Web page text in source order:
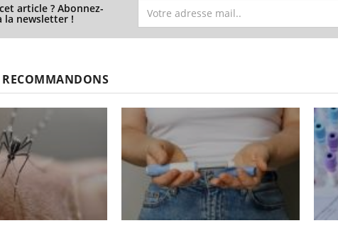
article ? Abonnez-
la newsletter !